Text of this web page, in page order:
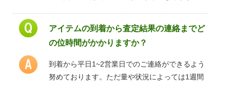
アイテムの到着から査定結果の連絡までど
の位時間がかかりますか？
到着から平日1~2営業日でのご連絡ができるよう
努めております。ただ量や状況によっては1週間